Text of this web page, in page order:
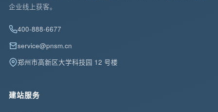
企业线上获客。
400-888-6677
service@pnsm.cn
郑州市高新区大学科技园 12 号楼
建站服务